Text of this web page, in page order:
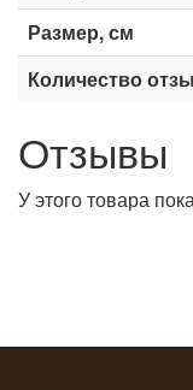
Размер, см
Количество
Отзывы
У этого товара